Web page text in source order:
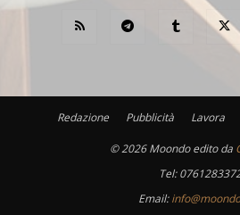
Redazione Pubblicità Lavora
©2026 Moondo edito da
Tel:
Email: